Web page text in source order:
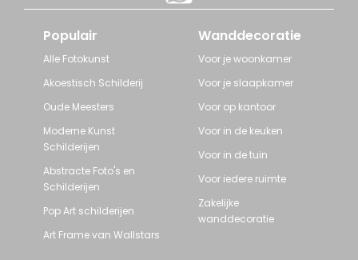
Populair
Alle Fotokunst
Akoestisch Schilderij
Oude Meesters
Moderne Kunst
Schilderijen
Abstracte Foto's en
Schilderijen
Pop Art schilderijen
Art Frame van Wallstars
Wanddecoratie
Voor je woonkamer
Voor je slaapkamer
Voor op kantoor
Voor in de keuken
Voor in de tuin
Voor iedere ruimte
Zakelijke
wanddecoratie